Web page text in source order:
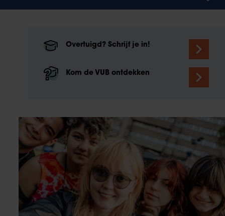
Overtuigd? Schrijf je in!
Kom de VUB ontdekken